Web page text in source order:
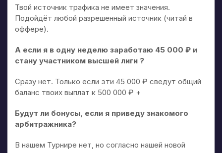
Твой источник трафика не имеет значения.
Подойдёт любой разрешенный источник (читай в
оффере).
А если я в одну неделю заработаю 45 000 ₽ и
стану участником высшей лиги ?
Сразу нет. Только если эти 45 000 ₽ сведут общий
баланс твоих выплат к 500 000 ₽ +
Будут ли бонусы, если я приведу знакомого
арбитражника?
В нашем Турнире нет, но согласно нашей новой